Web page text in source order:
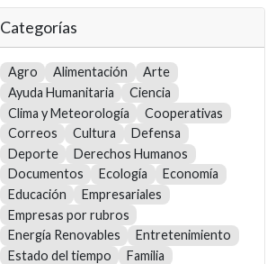
Categorías
Agro Alimentación
Arte
Ayuda Humanitaria
Ciencia
Clima y Meteorología
Cooperativas
Correos
Cultura
Defensa
Deporte
Derechos Humanos
Documentos
Ecología
Economía
Educación
Empresariales
Empresas por rubros
Energía Renovables
Entretenimiento
Estado del tiempo
Familia